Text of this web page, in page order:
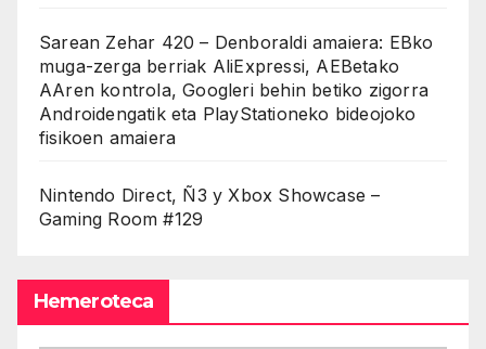
Sarean Zehar 420 – Denboraldi amaiera: EBko
muga-zerga berriak AliExpressi, AEBetako
AAren kontrola, Googleri behin betiko zigorra
Androidengatik eta PlayStationeko bideojoko
fisikoen amaiera
Nintendo Direct, Ñ3 y Xbox Showcase –
Gaming Room #129
Hemeroteca